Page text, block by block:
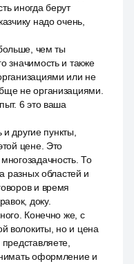
иногда берут
надо очень,
чем ты
значимость и также
или не
не организациями.
6 это ваша
другие пункты,
цене. Это
То
разных областей и
и время
доку.
Конечно же, с
волокиты, но и цена
оформление и